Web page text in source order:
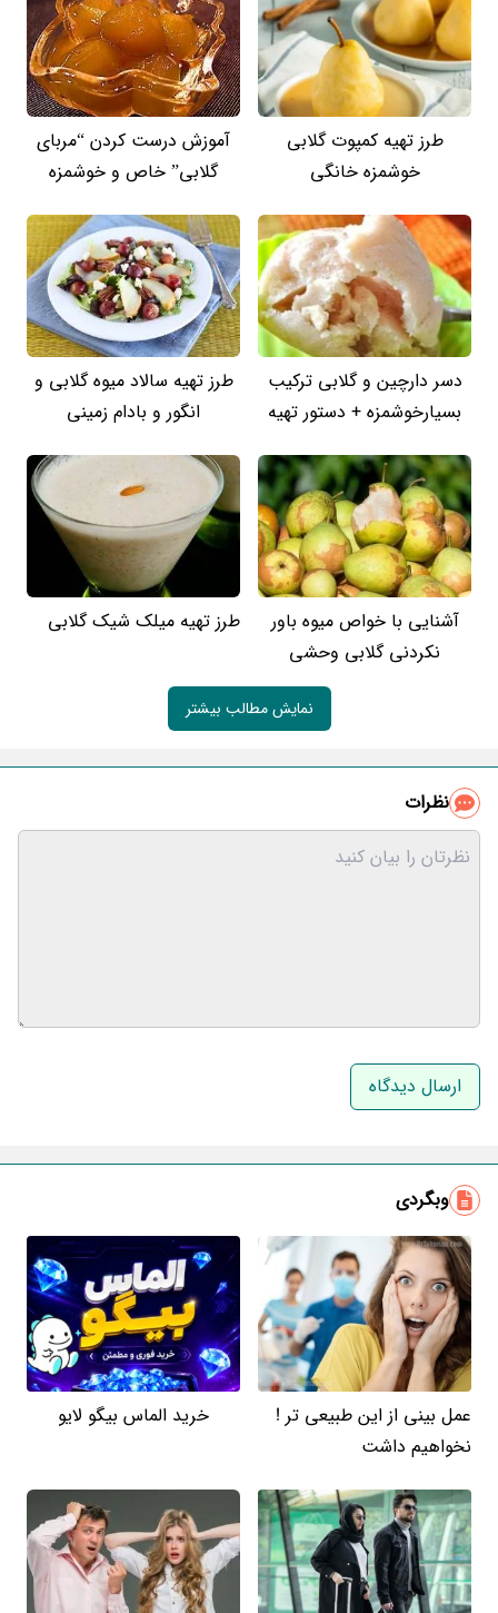
طرز تهیه کمپوت گلابی
خوشمزه خانگی
آموزش درست کردن “مربای
گلابی” خاص و خوشمزه
دسر دارچین و گلابی ترکیب
بسیارخوشمزه + دستور تهیه
طرز تهیه سالاد میوه گلابی و
انگور و بادام زمینی
آشنایی با خواص میوه باور
نکردنی گلابی وحشی
طرز تهیه میلک شیک گلابی
نمایش مطالب بیشتر
نظرات
نام و نام خانوادگی
وبگردی
عمل بینی از این طبیعی تر !
نخواهیم داشت
خرید الماس بیگو لایو